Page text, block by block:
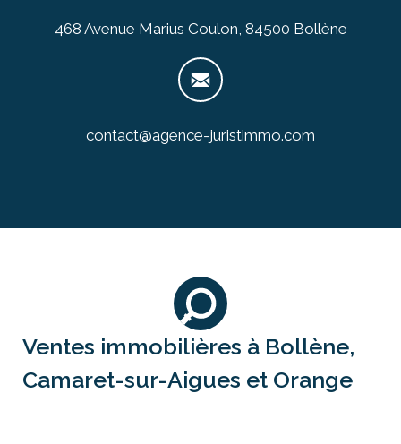
468 Avenue Marius Coulon, 84500 Bollène
contact@agence-juristimmo.com
Ventes immobilières à Bollène,
Camaret-sur-Aigues et Orange